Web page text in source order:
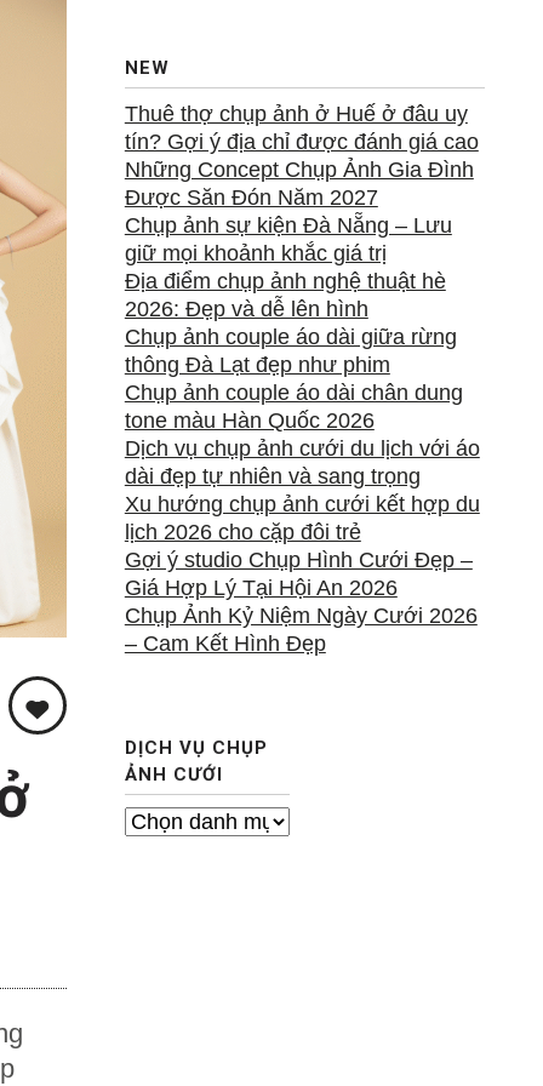
NEW
Thuê thợ chụp ảnh ở Huế ở đâu uy
tín? Gợi ý địa chỉ được đánh giá cao
Những Concept Chụp Ảnh Gia Đình
Được Săn Đón Năm 2027
Chụp ảnh sự kiện Đà Nẵng – Lưu
giữ mọi khoảnh khắc giá trị
Địa điểm chụp ảnh nghệ thuật hè
2026: Đẹp và dễ lên hình
Chụp ảnh couple áo dài giữa rừng
thông Đà Lạt đẹp như phim
Chụp ảnh couple áo dài chân dung
tone màu Hàn Quốc 2026
Dịch vụ chụp ảnh cưới du lịch với áo
dài đẹp tự nhiên và sang trọng
Xu hướng chụp ảnh cưới kết hợp du
lịch 2026 cho cặp đôi trẻ
Gợi ý studio Chụp Hình Cưới Đẹp –
Giá Hợp Lý Tại Hội An 2026
Chụp Ảnh Kỷ Niệm Ngày Cưới 2026
– Cam Kết Hình Đẹp
DỊCH VỤ CHỤP
ẢNH CƯỚI
D